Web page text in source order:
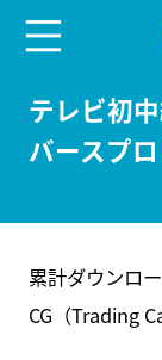
テレビ初
バースプ
累計ダウンロ
CG（Trading